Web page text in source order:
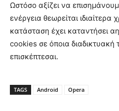
Ωστόσο αξίζει να
ενέργεια θεωρείται
κατάσταση έχει καταντήσει
cookies σε όποια διαδικτυακή
επισκέπτεσαι.
TAGS Android Opera